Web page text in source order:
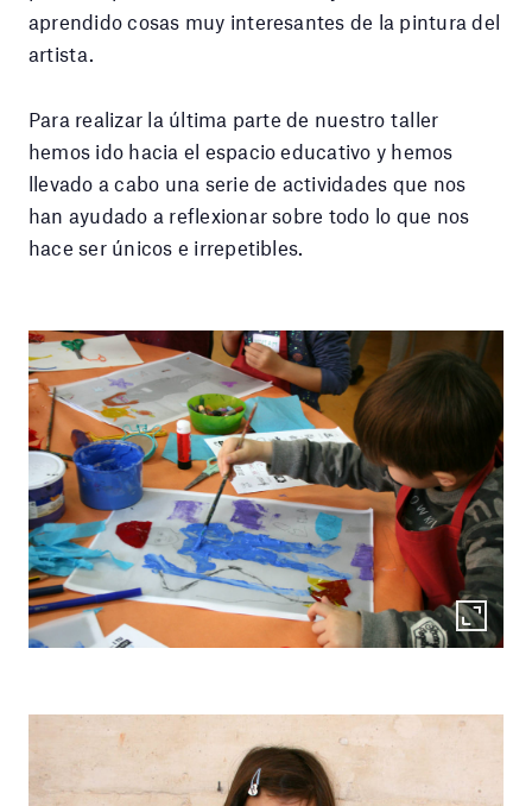
aprendido cosas muy interesantes de la pintura del
artista.
Para realizar la última parte de nuestro taller
hemos ido hacia el espacio educativo y hemos
llevado a cabo una serie de actividades que nos
han ayudado a reflexionar sobre todo lo que nos
hace ser únicos e irrepetibles.